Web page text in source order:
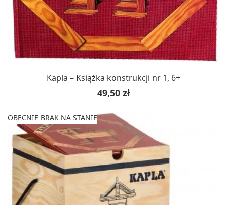
Kapla – Książka konstrukcji nr 1, 6+
Cena
49,50 zł
OBECNIE BRAK NA STANIE